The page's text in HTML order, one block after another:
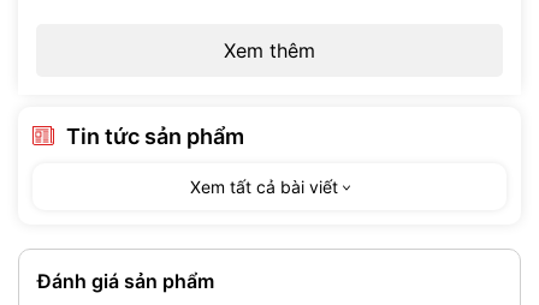
Xem thêm
Tin tức sản phẩm
Xem tất cả bài viết
Đánh giá sản phẩm